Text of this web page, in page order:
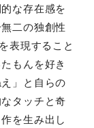
な存在感を
二の独創性
表現すること
もんを好き
」と自らの
タッチと奇
を生み出し